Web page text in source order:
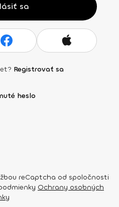
sa
Registrovať sa
heslo
reCaptcha od spoločnosti
Ochrany osobných